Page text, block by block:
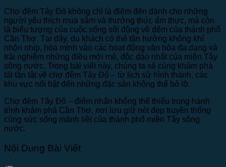
Chợ đêm Tây Đô không chỉ là điểm đến dành cho những
người yêu thích mua sắm và thưởng thức ẩm thực, mà còn
là biểu tượng của cuộc sống sôi động về đêm của thành phố
Cần Thơ. Tại đây, du khách có thể tận hưởng không khí
nhộn nhịp, hòa mình vào các hoạt động văn hóa đa dạng và
trải nghiệm những điều mới mẻ, độc đáo nhất của miền Tây
sông nước. Trong bài viết này, chúng ta sẽ cùng khám phá
tất tần tật về chợ đêm Tây Đô – từ lịch sử hình thành, các
khu vực nổi bật đến những đặc sản không thể bỏ lỡ.
Chợ đêm Tây Đô – điểm nhấn không thể thiếu trong hành
trình khám phá Cần Thơ, nơi lưu giữ nét đẹp truyền thống
cùng sức sống mãnh liệt của thành phố miền Tây sông
nước.
Nội Dung Bài Viết